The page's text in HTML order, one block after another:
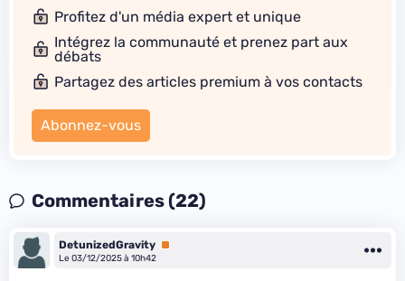
Profitez d'un média expert et unique
Intégrez la communauté et prenez part aux
débats
Partagez des articles premium à vos contacts
Abonnez-vous
Commentaires (22)
DetunizedGravity Premium
Le 03/12/2025 à 10h42